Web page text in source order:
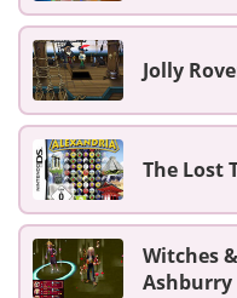
Jolly
The Lost
Witches
Ashburry